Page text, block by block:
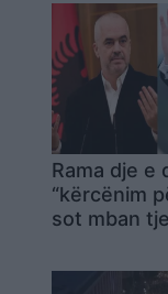
Rama dje e
“kërcënim
sot mban